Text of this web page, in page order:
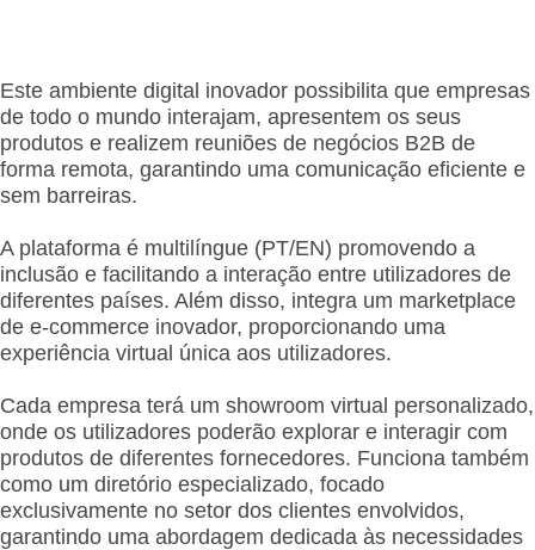
Este ambiente digital inovador possibilita que empresas
de todo o mundo interajam, apresentem os seus
produtos e realizem reuniões de negócios B2B de
forma remota, garantindo uma comunicação eficiente e
sem barreiras.
A plataforma é multilíngue (PT/EN) promovendo a
inclusão e facilitando a interação entre utilizadores de
diferentes países. Além disso, integra um marketplace
de e-commerce inovador, proporcionando uma
experiência virtual única aos utilizadores.
Cada empresa terá um showroom virtual personalizado,
onde os utilizadores poderão explorar e interagir com
produtos de diferentes fornecedores. Funciona também
como um diretório especializado, focado
exclusivamente no setor dos clientes envolvidos,
garantindo uma abordagem dedicada às necessidades